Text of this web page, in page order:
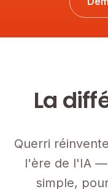
La
Querri
l'ère de l'IA
simple,